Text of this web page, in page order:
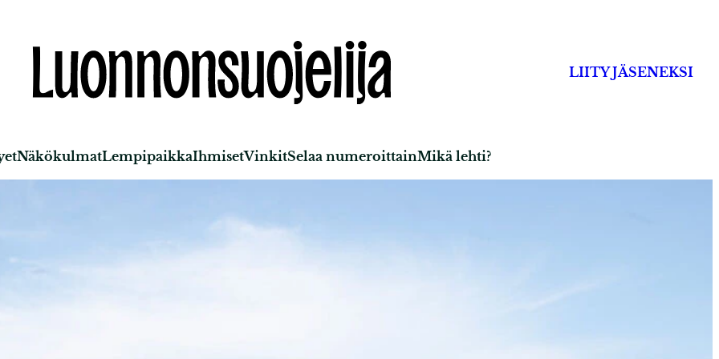
LIITY JÄSENEKSI
NäkökulmatLempipaikkaIhmisetVinkitSelaa numeroittainMikä lehti?